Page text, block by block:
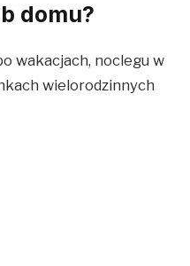
domu?
wakacjach, noclegu w
wielorodzinnych